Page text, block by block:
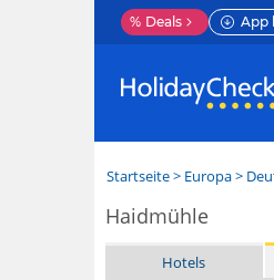
% Deals App
Startseite> Europa>
Haidmühle
Hotels